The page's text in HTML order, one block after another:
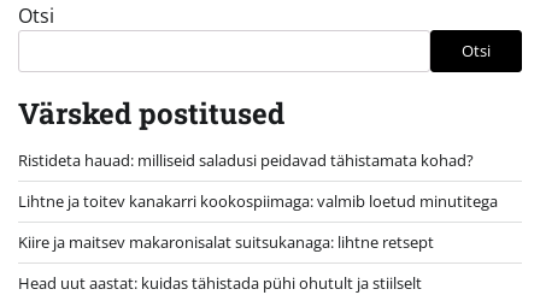
Otsi
Otsi
Värsked postitused
Ristideta hauad: milliseid saladusi peidavad tähistamata kohad?
Lihtne ja toitev kanakarri kookospiimaga: valmib loetud minutitega
Kiire ja maitsev makaronisalat suitsukanaga: lihtne retsept
Head uut aastat: kuidas tähistada pühi ohutult ja stiilselt